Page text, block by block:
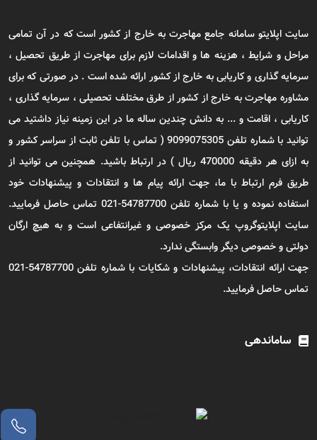
سایت اپلایتو سامانه جامع مهاجرت به خارج از کشور است که در آن تمامی
مراحل و شرایط ، هزینه ها و اقدامات لازم برای مهاجرت از طریق تحصیل ،
سرمایه گذاری و کاریابی به خارج از کشور ارائه شده است . در صورتی که برای
مشاوره مهاجرت به خارج از کشور از طرق مختلف تحصیلی ، سرمایه گذاری ،
کاریابی ، اقامت و ... به دانش چندین ساله ما در این زمینه نیاز داشتید می
توانید با شماره تلفن 9099075305 ( تماس با تلفن ثابت از سراسر کشور و
به ازای هر دقیقه 470000 ریال ) در ارتباط باشید. همچنین می توانید از
طریق فرم ارتباط با ما، جهت ارائه پیام ها و انتقادات و پیشنهادات خود
استفاده نموده و یا با شماره تلفن 54787700-021 تماس حاصل فرمایید.
سایت اپلایتوگروپ یک مرکز خصوصی و غیرانتفاعی است و به هیچ ارگان
دولتی و خصوصی دیگر وابستگی ندارد.
جهت ارائه انتقادات، پیشنهادات و شکایات با شماره تلفن 54787700-021
تماس حاصل فرمایید.
ساماندهی